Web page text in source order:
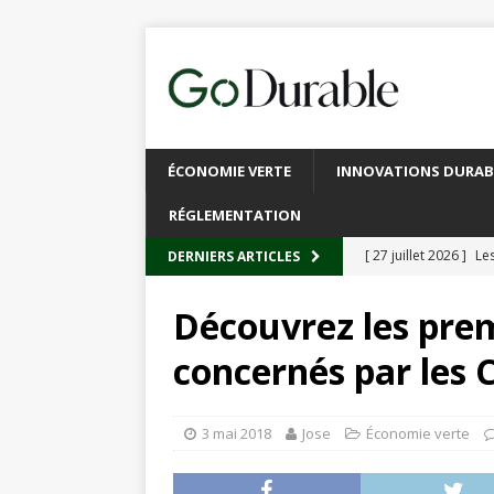
ÉCONOMIE VERTE INNOVATIONS
RÉGLEMENTATION
DERNIERS ARTICLES [ 27 juillet 2026 ]
[ 20 juillet 2026 ]
circulaire
emballages
[ 6 juillet 2026 ]
Découvrez les
concernés par les
3 mai 2018 Jose Économie verte